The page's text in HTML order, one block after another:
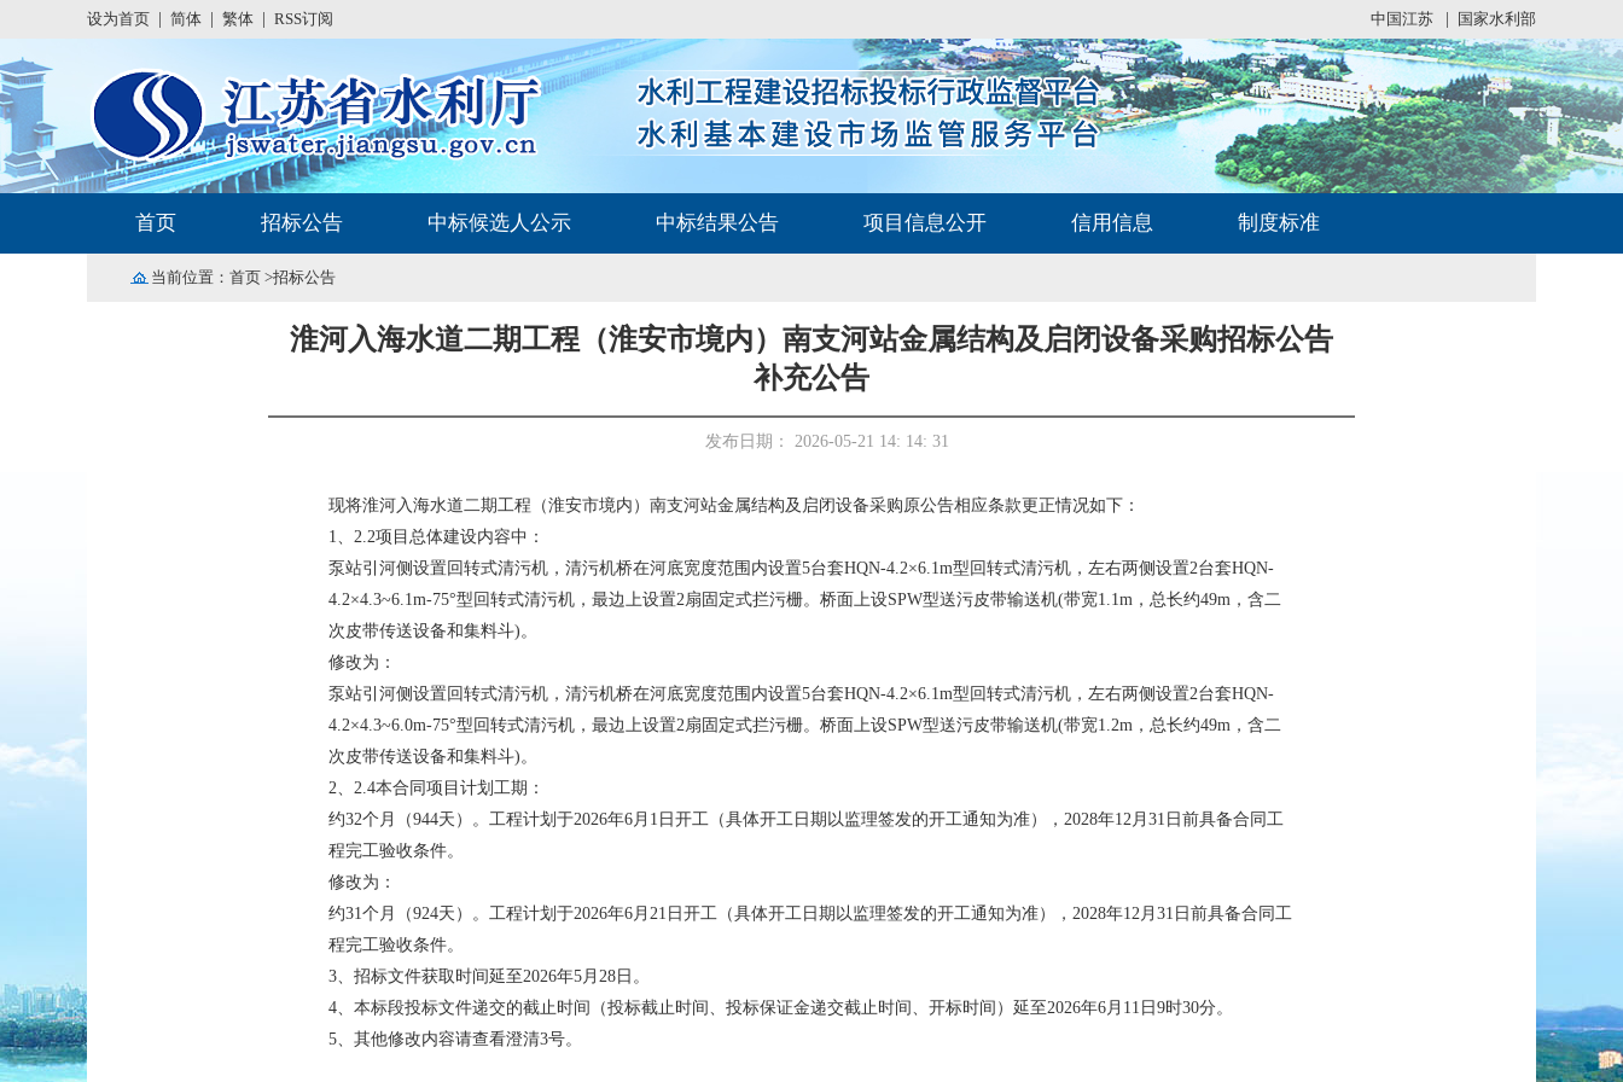
设为首页 简体 繁体 RSS订阅 中国江苏 国家水利部
首页 招标公告 中标候选人公示 中标结果公告 项目信息公开 信用信息 制度标准
当前位置： 首页 >招标公告
淮河入海水道二期工程（淮安市境内）南支河站金属结构及启闭设备采购招标公告
补充公告
发布日期： 2026-05-21 14: 14: 31
现将淮河入海水道二期工程（淮安市境内）南支河站金属结构及启闭设备采购原公告相应条款更正情况如下：
1、 2.2项目总体建设内容中 ：
泵站引河侧设置回转式清污机，清污机桥在河底宽度范围内设置5台套HQN-4.2×6.1m型回转式清污机，左右两侧设置2台套HQN-
4.2×4.3~6.1m-75°型回转式清污机，最边上设置2扇固定式拦污栅。桥面上设SPW型送污皮带输送机(带宽1.1m，总长约49m，含二
次皮带传送设备和集料斗)。
修改为 ：
泵站引河侧设置回转式清污机，清污机桥在河底宽度范围内设置5台套HQN-4.2×6.1m型回转式清污机，左右两侧设置2台套HQN-
4.2×4.3~6.0m-75°型回转式清污机，最边上设置2扇固定式拦污栅。桥面上设SPW型送污皮带输送机(带宽1.2m，总长约49m，含二
次皮带传送设备和集料斗)。
2、 2.4本合同项目计划工期：
约32个月（944天）。工程计划于2026年6月1日开工（具体开工日期以监理签发的开工通知为准），2028年12月31日前具备合同工
程完工验收条件。
修改为：
约31个月（924天）。工程计划于2026年6月 21 日开工（具体开工日期以监理签发的开工通知为准）， 2028年12月31日前具备合同工
程完工验收条件。
3、招标文件获取时间延至2026年5月28日。
4、 本标段投标文件递交的截止时间（投标截止时间、投标保证金递交截止时间、开标时间）延至2026年6月 11 日 9时30分。
5、其他修改内容请查看澄清3号。